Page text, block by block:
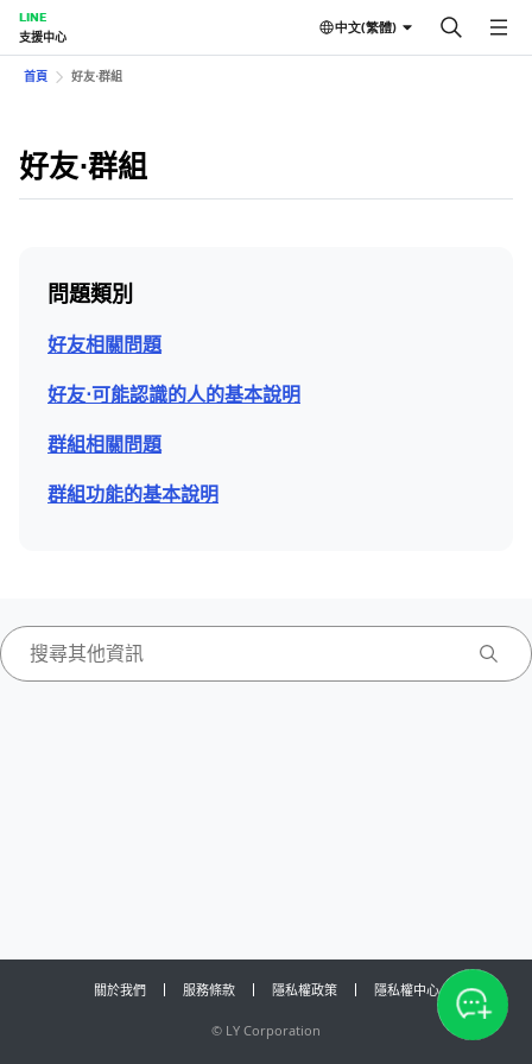
LINE
支援中心
中文(繁體)
首頁 好友⋅群組
好友⋅群組
問題類別
好友相關問題
好友⋅可能認識的人的基本說明
群組相關問題
群組功能的基本說明
關於我們 服務條款 隱私權政策 隱私權中心
© LY Corporation